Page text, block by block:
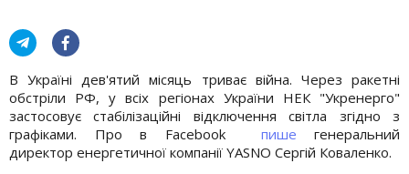
В Україні дев'ятий місяць триває війна. Через ракетні
обстріли РФ, у всіх регіонах України НЕК "Укренерго"
застосовує стабілізаційні відключення світла згідно з
графіками. Про в Facebook пише генеральний
директор енергетичної компанії YASNO Сергій Коваленко.